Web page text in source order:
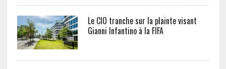
Le CIO tranche sur la plainte visant
Gianni Infantino à la FIFA